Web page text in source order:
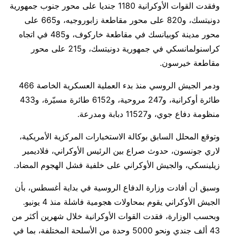
وفقدت القوات الأوكرانية 1180 جنديا على محور جنوب جمهورية
دونيتسك، و820 على محور مقاطعة زابوروجيه، و665 على
محور مدينة كوبيانسك في مقاطعة خاركوف، و485 في اتجاه
كراسنولمانسكي في جمهورية دونيتسك، و215 على محور
مقاطعة خيرسون.
ودمر الجيش الروسي منذ بدء العملية العسكرية الخاصة 466
طائرة أوكرانية، و247 مروحية، و6152 طائرة مسيّرة، و433
منظومة دفاع جوي، و11527 دبابة ومدرعة.
وتوقع المحلل السابق بوكالة الاستخبارات المركزية الأمريكية،
لاري جونسون، حدوث صراع بين الرئيس الأوكراني، فلاديمير
زيلينسكي، والجيش الأوكراني على خلفية فشل الهجوم المضاد.
وسبق أن أفادت وزارة الدفاع الروسية في بداية أغسطس، بأن
الجيش الأوكراني يقوم بمحاولات هجومية فاشلة منذ 4 يونيو.
وبحسب الوزارة، فقدت القوات الأوكرانية خلال شهرين أكثر من
43 ألف جندي ونحو 5000 وحدة من الأسلحة المختلفة، بما في